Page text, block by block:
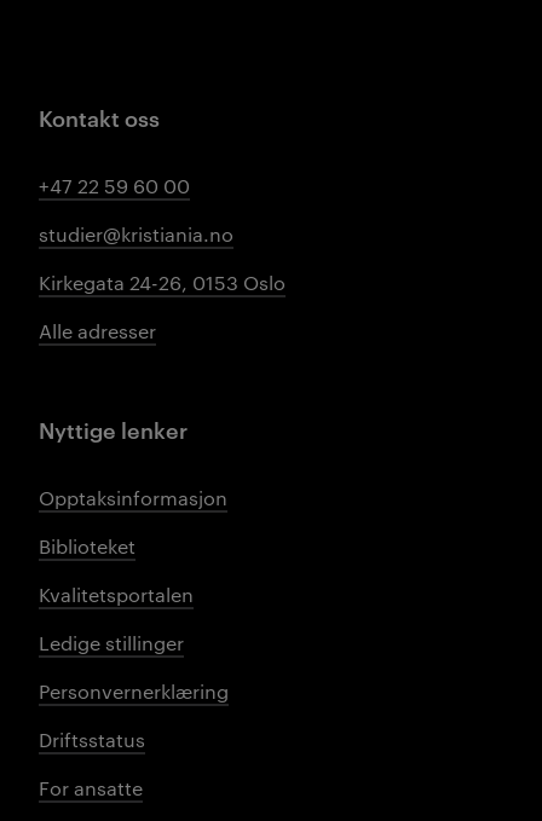
Kontakt oss
+47 22 59 60 00
studier@kristiania.no
Kirkegata 24-26, 0153 Oslo
Alle adresser
Nyttige lenker
Opptaksinformasjon
Biblioteket
Kvalitetsportalen
Ledige stillinger
Personvernerklæring
Driftsstatus
For ansatte